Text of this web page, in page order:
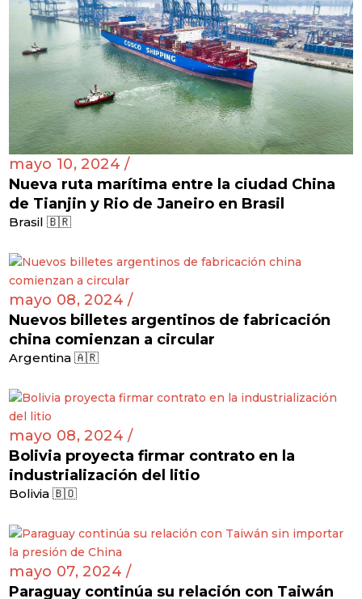
mayo 10, 2024 /
Nueva ruta marítima entre la ciudad China
de Tianjin y Rio de Janeiro en Brasil
Brasil 🇧🇷
mayo 08, 2024 /
Nuevos billetes argentinos de fabricación
china comienzan a circular
Argentina 🇦🇷
mayo 08, 2024 /
Bolivia proyecta firmar contrato en la
industrialización del litio
Bolivia 🇧🇴
mayo 07, 2024 /
Paraguay continúa su relación con Taiwán